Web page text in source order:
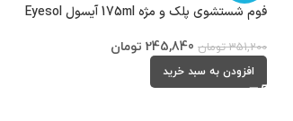
فوم شستشوی پلک و مژه 175ml آیسول Eyesol
351,200 تومان 245,840 تومان
افزودن به سبد خرید